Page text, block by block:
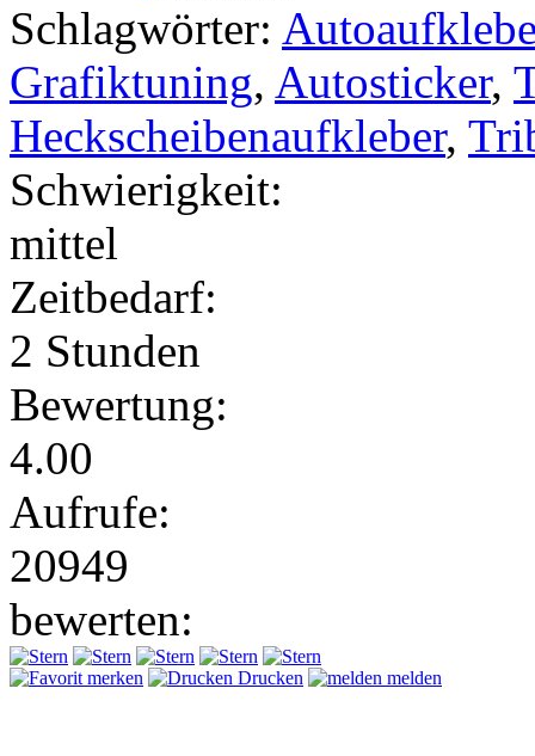
Schlagwörter:
Grafiktuning, Autosticker,
Heckscheibenaufkleber,
Schwierigkeit:
mittel
Zeitbedarf:
2 Stunden
Bewertung:
4.00
Aufrufe:
20949
bewerten:
merken Drucken melden